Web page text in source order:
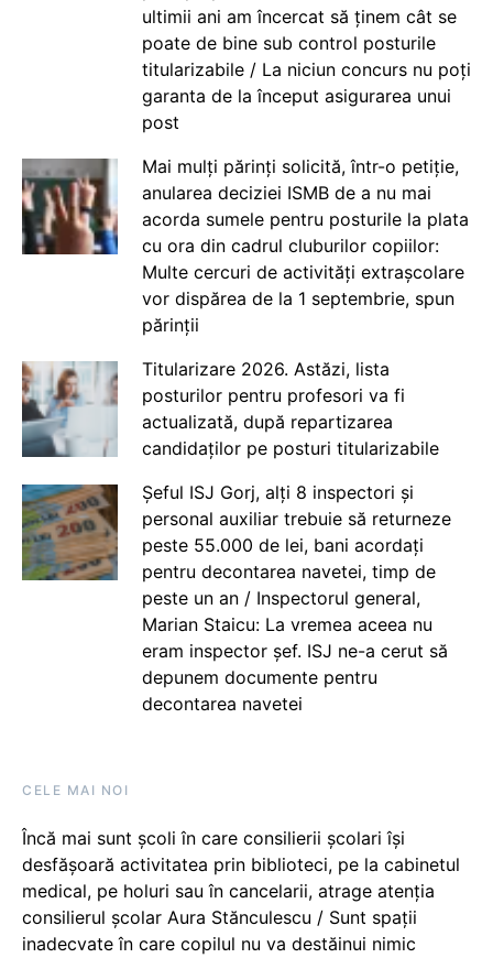
ultimii ani am încercat să ținem cât se
poate de bine sub control posturile
titularizabile / La niciun concurs nu poți
garanta de la început asigurarea unui
post
Mai mulți părinți solicită, într-o petiție,
anularea deciziei ISMB de a nu mai
acorda sumele pentru posturile la plata
cu ora din cadrul cluburilor copiilor:
Multe cercuri de activități extrașcolare
vor dispărea de la 1 septembrie, spun
părinții
Titularizare 2026. Astăzi, lista
posturilor pentru profesori va fi
actualizată, după repartizarea
candidaților pe posturi titularizabile
Șeful ISJ Gorj, alți 8 inspectori și
personal auxiliar trebuie să returneze
peste 55.000 de lei, bani acordați
pentru decontarea navetei, timp de
peste un an / Inspectorul general,
Marian Staicu: La vremea aceea nu
eram inspector șef. ISJ ne-a cerut să
depunem documente pentru
decontarea navetei
CELE MAI NOI
Încă mai sunt școli în care consilierii școlari își
desfășoară activitatea prin biblioteci, pe la cabinetul
medical, pe holuri sau în cancelarii, atrage atenția
consilierul școlar Aura Stănculescu / Sunt spații
inadecvate în care copilul nu va destăinui nimic